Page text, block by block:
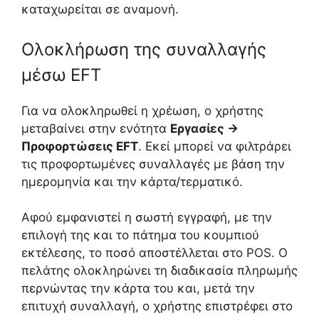
καταχωρείται σε αναμονή.
Ολοκλήρωση της συναλλαγής
μέσω EFT
Για να ολοκληρωθεί η χρέωση, ο χρήστης
μεταβαίνει στην ενότητα Εργασίες →
Προφορτώσεις EFT. Εκεί μπορεί να φιλτράρει
τις προφορτωμένες συναλλαγές με βάση την
ημερομηνία και την κάρτα/τερματικό.
Αφού εμφανιστεί η σωστή εγγραφή, με την
επιλογή της και το πάτημα του κουμπιού
εκτέλεσης, το ποσό αποστέλλεται στο POS. Ο
πελάτης ολοκληρώνει τη διαδικασία πληρωμής
περνώντας την κάρτα του και, μετά την
επιτυχή συναλλαγή, ο χρήστης επιστρέφει στο